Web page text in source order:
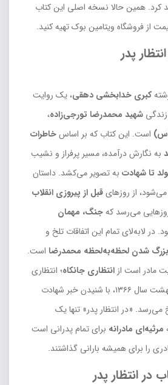
همین حالا نسخه اصلی این کتاب
از فروشگاه ویتامین بوک تهیه کنید.
پدر
کبری خدابخشی دهقی، یک روایت
زندگی شهید محمدرضا تورجی‌زاده،
(س) است. این کتاب که بر اساسخاطرات
به نگارش درآمده، مسیر پرفراز و نشیب
تا شهادت به تصویر می‌کشد. داستان
می‌شود، از روزهایقبل از پیروزی انقلاب
می‌رسد کهجنگ، مهمان
در لابه‌لای تمام این اتفاقات تلخ و
بزرگ شدن لحظه‌به‌لحظه محمدرضا است.
مادر است از انتظاری جانکاه؛ انتظاری
که در پنجمین روز اردیبهشت سال ۱۳۶۶، با شنیدن خبر شهادت
می‌رسد. «در انتظار پدر» تنها یک
مرثیه‌ای مادرانه برای تمام پدرانی است
را برای همیشه بارانی گذاشتند.
در انتظار پدر